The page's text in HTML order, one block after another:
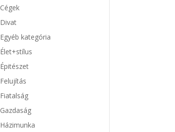
Cégek
Divat
Egyéb kategória
Élet+stílus
Épitészet
Felujítás
Fiatalság
Gazdaság
Házimunka